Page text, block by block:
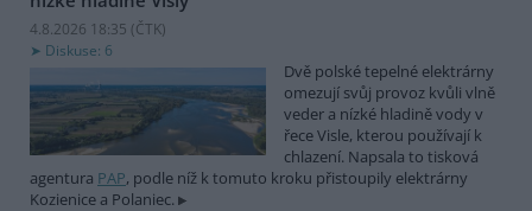
4.8.2026 18:35 (ČTK)
Diskuse: 6
Dvě polské tepelné elektrárny
omezují svůj provoz kvůli vlně
veder a nízké hladině vody v
řece Visle, kterou používají k
chlazení. Napsala to tisková
agentura PAP, podle níž k tomuto kroku přistoupily elektrárny
Kozienice a Polaniec.